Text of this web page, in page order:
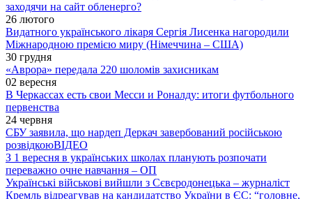
заходячи на сайт обленерго?
26 лютого
Видатного українського лікаря Сергія Лисенка нагородили
Міжнародною премією миру (Німеччина – США)
30 грудня
«Аврора» передала 220 шоломів захисникам
02 вересня
В Черкассах есть свои Месси и Роналду: итоги футбольного
первенства
24 червня
СБУ заявила, що нардеп Деркач завербований російською
розвідкоюВІДЕО
З 1 вересня в українських школах планують розпочати
переважно очне навчання – ОП
Українські військові вийшли з Сєвєродонецька – журналіст
Кремль відреагував на кандидатство України в ЄС: “головне,